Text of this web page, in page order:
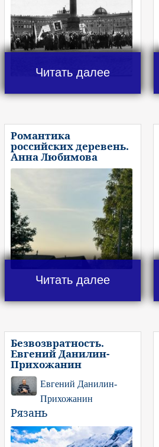
Читать далее
Романтика
российских деревень.
Анна Любимова
Читать далее
Безвозвратность.
Евгений Данилин-
Прихожанин
Евгений Данилин-
Прихожанин
Рязань